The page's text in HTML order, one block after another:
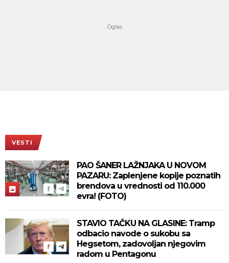
VESTI
PAO ŠANER LAŽNJAKA U NOVOM
PAZARU: Zaplenjene kopije poznatih
brendova u vrednosti od 110.000
evra! (FOTO)
STAVIO TAČKU NA GLASINE: Tramp
odbacio navode o sukobu sa
Hegsetom, zadovoljan njegovim
radom u Pentagonu